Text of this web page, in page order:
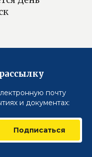
почту
и документах:
Подписаться